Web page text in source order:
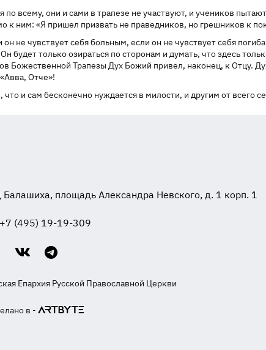
всему, они и сами в трапезе не участвуют, и учеников
к ним: «Я пришел призвать не праведников, но грешников к
чувствует себя больным, если он не чувствует себя
только озираться по сторонам и думать, что здесь
Божественной Трапезы Дух Божий привел, наконец, к Отцу.
Отче»!
и сам бесконечно нуждается в милости, и другим от всего
площадь Александра Невского, д. 1 корп. 1
+7 (495) 19-19-309
Епархия Русской Православной Церкви
в -